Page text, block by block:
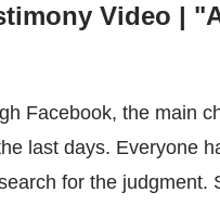
Video |
Facebook, the main
last days. Everyone
for the